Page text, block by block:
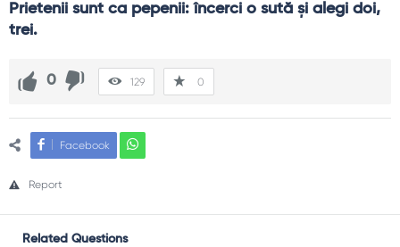
Prietenii sunt ca pepenii: încerci o sută şi alegi doi,
trei.
0 129 0
Facebook
Report
Related Questions